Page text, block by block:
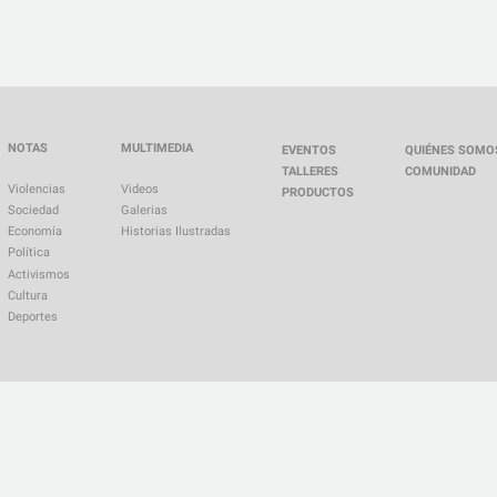
NOTAS
Violencias
Sociedad
Economía
Política
Activismos
Cultura
Deportes
MULTIMEDIA
Videos
Galerias
Historias Ilustradas
EVENTOS
TALLERES
PRODUCTOS
QUIÉNES
COMUNIDAD